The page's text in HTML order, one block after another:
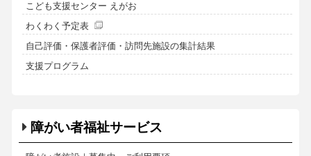
こども支援センター えがお
わくわく予定表
自己評価・保護者評価・訪問先施設の集計結果
支援プログラム
障がい者福祉サービス